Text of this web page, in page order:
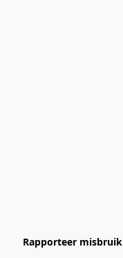
Rapporteer misbruik